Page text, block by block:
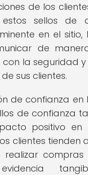
de los
sellos de
en el sitio,
de
la seguridad
sus clientes.
de confianza en
de confianza
positivo en
clientes tienden
compras
evidencia